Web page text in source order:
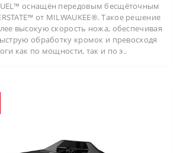
оснащён передовым бесщёточным
от MILWAUKEE®. Такое решение
высокую скорость ножа, обеспечивая
обработку кромок и превосходя
как по мощности, так и по э..